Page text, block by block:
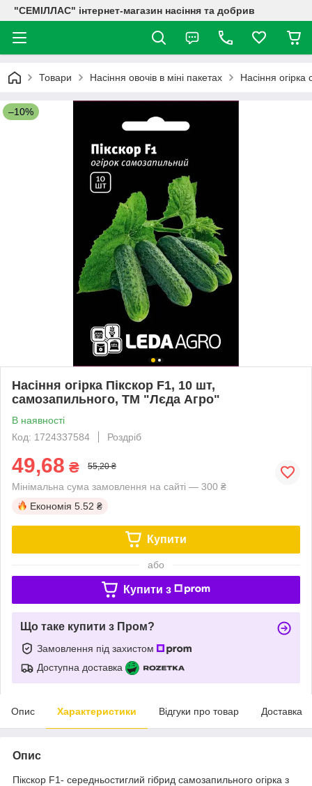
"СЕМІЛЛАС" інтернет-магазин насіння та добрив
Товари Насіння овочів в міні пакетах Насіння
–10%
Насіння огірка Пікскор F1, 10 шт,
самозапильного, ТМ "Лєда Агро"
В наявності
Код: 1724337584
Роздріб
49,68 ₴ 55,20 ₴
Мінімальна сума замовлення на сайті — 300 ₴
Економія 5.52 ₴
Купити
або
Купити з
Що таке купити з Пром?
Замовлення під захистом
Доступна доставка
Опис Характеристики Відгуки про товар Доставка
Опис
Пікскор F1- середньостиглий гібрид самозапильного огірка з